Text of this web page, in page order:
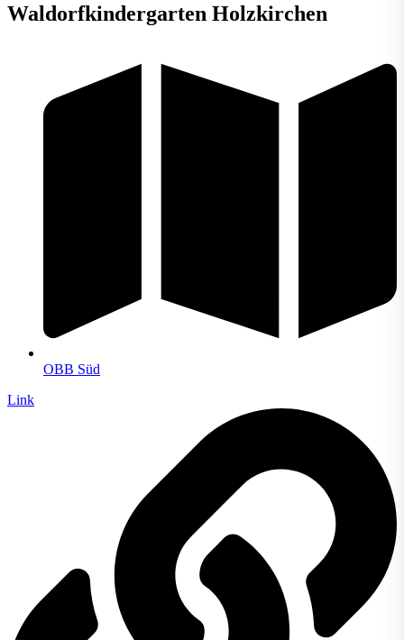
Waldorfkindergarten Holzkirchen
OBB Süd
Link